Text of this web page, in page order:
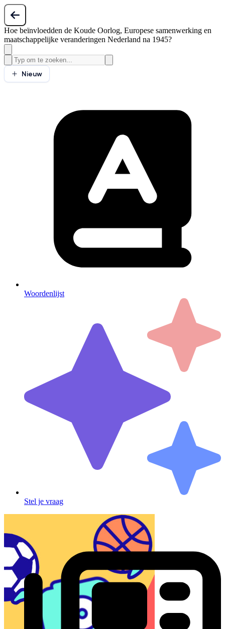
Hoe beïnvloedden de Koude Oorlog, Europese samenwerking en
maatschappelijke veranderingen Nederland na 1945?
Nieuw
Woordenlijst
Stel je vraag